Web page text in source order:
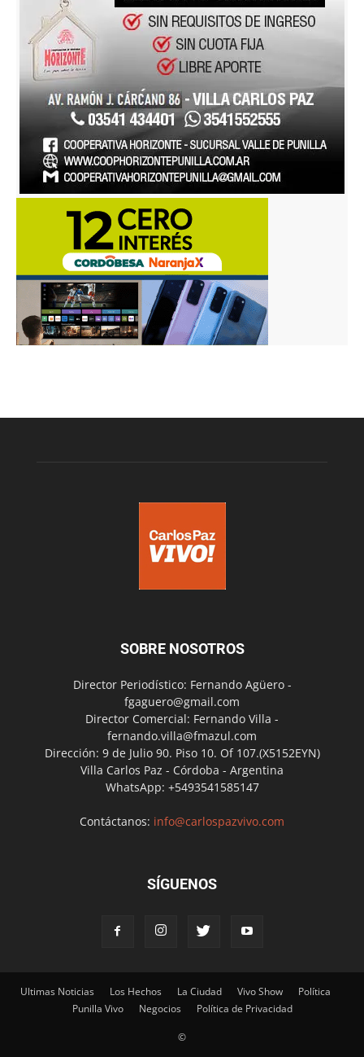
SOBRE NOSOTROS
Director Periodístico: Fernando Agüero -
fgaguero@gmail.com
Director Comercial: Fernando Villa -
fernando.villa@fmazul.com
Dirección: 9 de Julio 90. Piso 10. Of 107.(X5152EYN)
Villa Carlos Paz - Córdoba - Argentina
WhatsApp: +5493541585147
Contáctanos: info@carlospazvivo.com
SÍGUENOS
Ultimas Noticias Los Hechos La Ciudad Vivo Show
Política
Punilla Vivo
Negocios Política de Privacidad
©